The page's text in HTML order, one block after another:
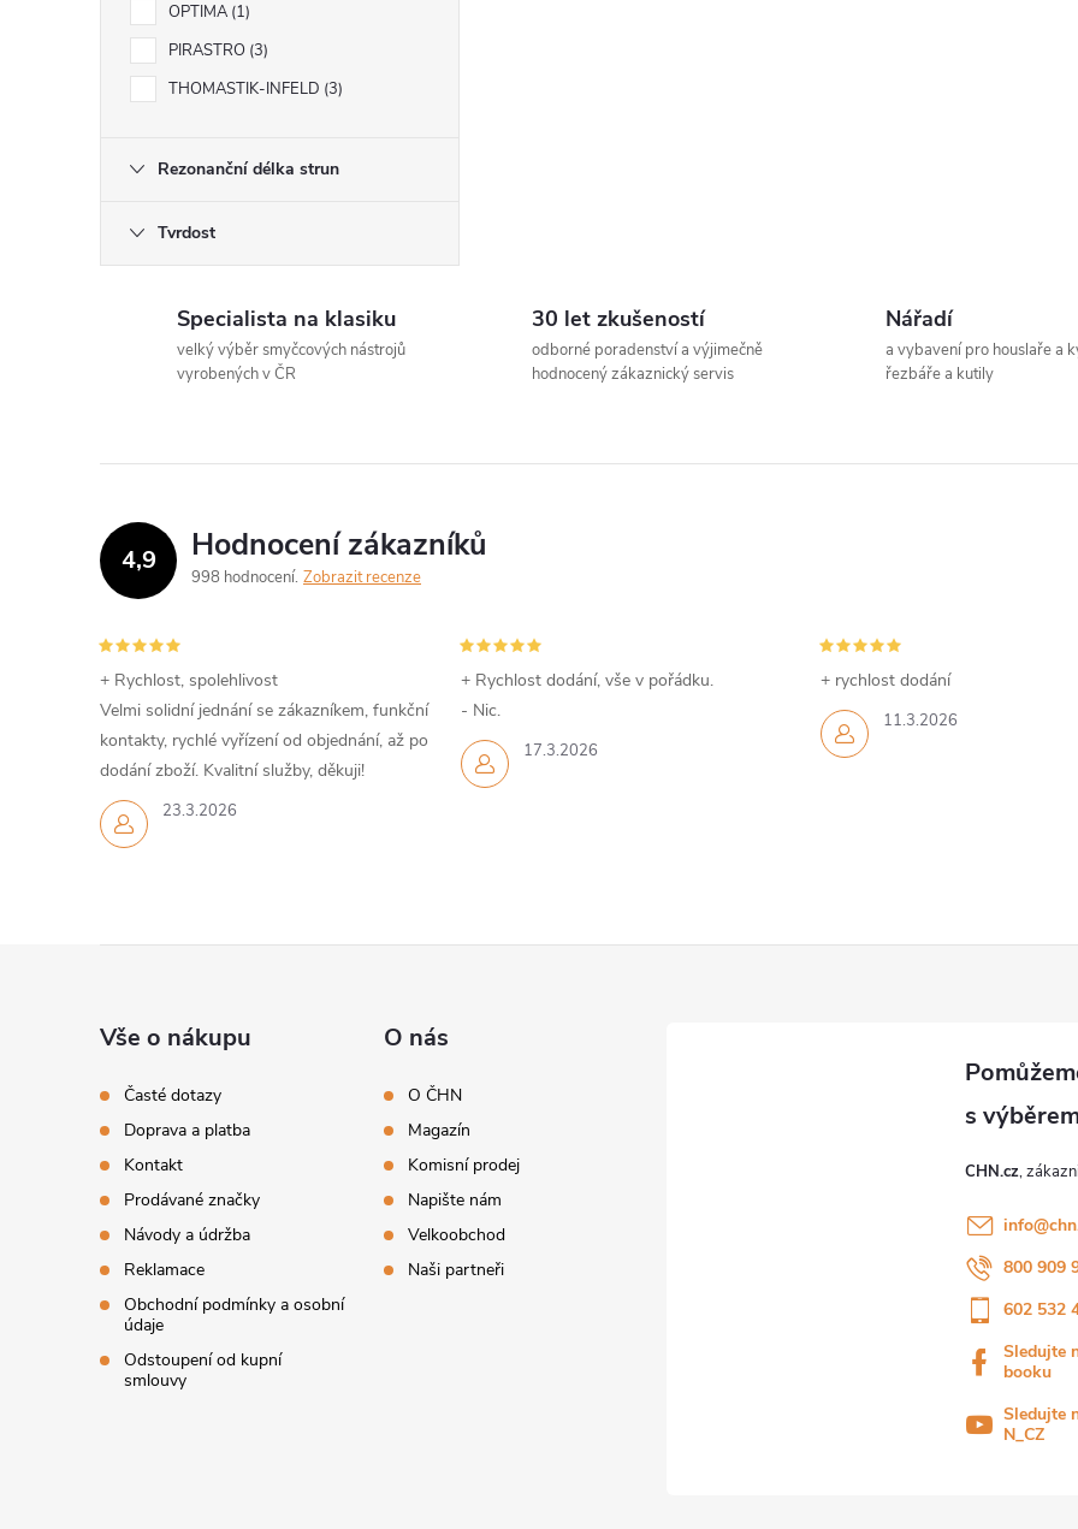
OPTIMA 1
PIRASTRO 3
THOMASTIK-INFELD 3
Rezonanční délka strun
Tvrdost
v
k
v
s
u
Specialista na klasiku
velký výběr smyčcových nástrojů
vyrobených v ČR
30 let zkušeností
odborné poradenství a výjimečně
hodnocený zákaznický servis
Nářadí
a vybavení pro houslaře a
řezbáře a kutily
4,9 Hodnocení zákazníků
998 hodnocení Zobrazit recenze
23.3.2026
+ Rychlost, spolehlivost
Velmi solidní jednání se zákazníkem, funkční
kontakty, rychlé vyřízení od objednání, až po
dodání zboží. Kvalitní služby, děkuji!
17.3.2026
+ Rychlost dodání, vše v pořádku.
- Nic.
11.3.2026
+ rychlost dodání
Vše o nákupu
Časté dotazy
Doprava a platba
Kontakt
Prodávané značky
Návody a údržba
Reklamace
Obchodní podmínky a osobní
údaje
Odstoupení od kupní
smlouvy
O nás
O ČHN
Magazín
Komisní prodej
Napište nám
Velkoobchod
Naši partneři
CHN.cz
info@
800 909
602 532
Sledujte
booku
Sledujte
N_CZ